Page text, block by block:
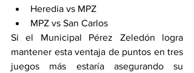
Heredia vs MPZ
MPZ vs San Carlos
Si el Municipal Pérez Zeledón logra
mantener esta ventaja de puntos en tres
juegos más estaría asegurando su